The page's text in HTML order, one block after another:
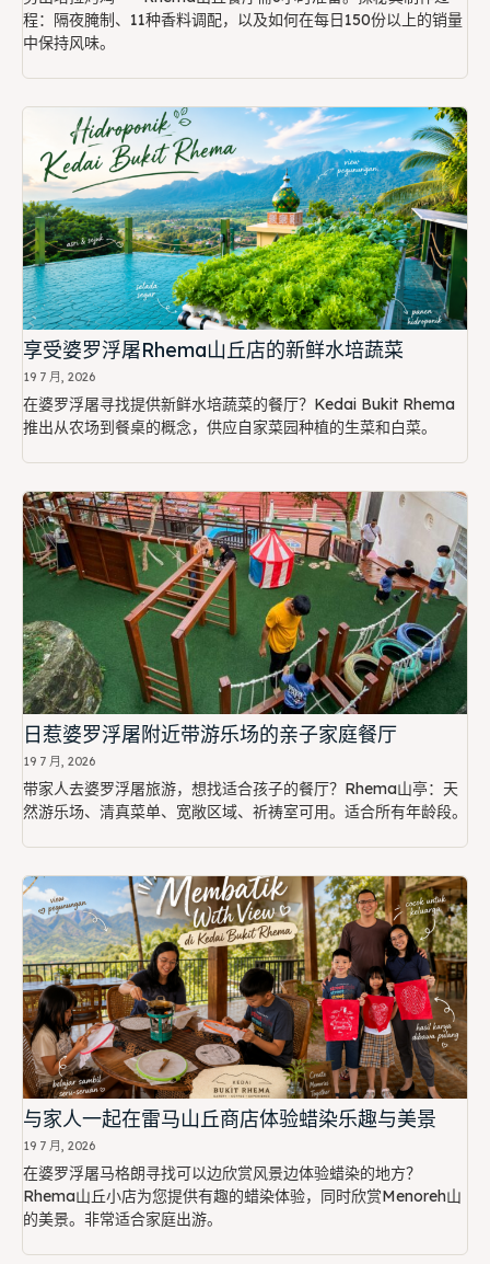
程：隔夜腌制、11种香料调配，以及如何在每日150份以上的销量
中保持风味。
享受婆罗浮屠Rhema山丘店的新鲜水培蔬菜
19 7 月, 2026
在婆罗浮屠寻找提供新鲜水培蔬菜的餐厅？Kedai Bukit Rhema
推出从农场到餐桌的概念，供应自家菜园种植的生菜和白菜。
日惹婆罗浮屠附近带游乐场的亲子家庭餐厅
19 7 月, 2026
带家人去婆罗浮屠旅游，想找适合孩子的餐厅？Rhema山亭：天
然游乐场、清真菜单、宽敞区域、祈祷室可用。适合所有年龄段。
与家人一起在雷马山丘商店体验蜡染乐趣与美景
19 7 月, 2026
在婆罗浮屠马格朗寻找可以边欣赏风景边体验蜡染的地方？
Rhema山丘小店为您提供有趣的蜡染体验，同时欣赏Menoreh山
的美景。非常适合家庭出游。